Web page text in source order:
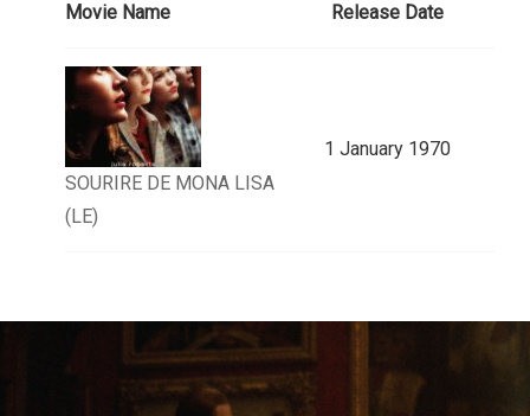
Movie Name Release Date
SOURIRE DE MONA LISA
(LE)
1 January 1970